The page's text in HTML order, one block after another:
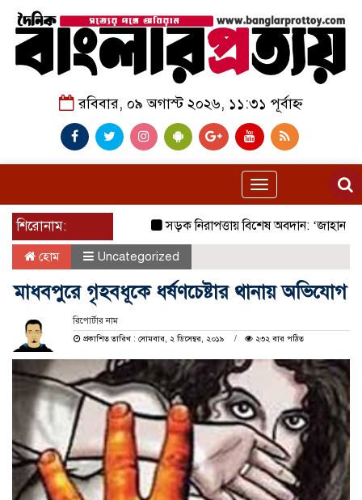
রবিবার, ০৯ অগাস্ট ২০২৬, ১১:৩১ পূর্বাহ্ন
Toggle
navigation
শিরোনাম:
সড়ক নিরাপত্তায় বিশেষ অবদান: ‘জাহানারা
হোম Uncategorized
মাধবপুরে গৃহবধূকে ধর্ষণচেষ্টার থানায় অভিযোগ
রিপোর্টার নাম
প্রকাশিত তারিখ : সোমবার, ২ ডিসেম্বর, ২০১৯
২৩২ বার পঠিত